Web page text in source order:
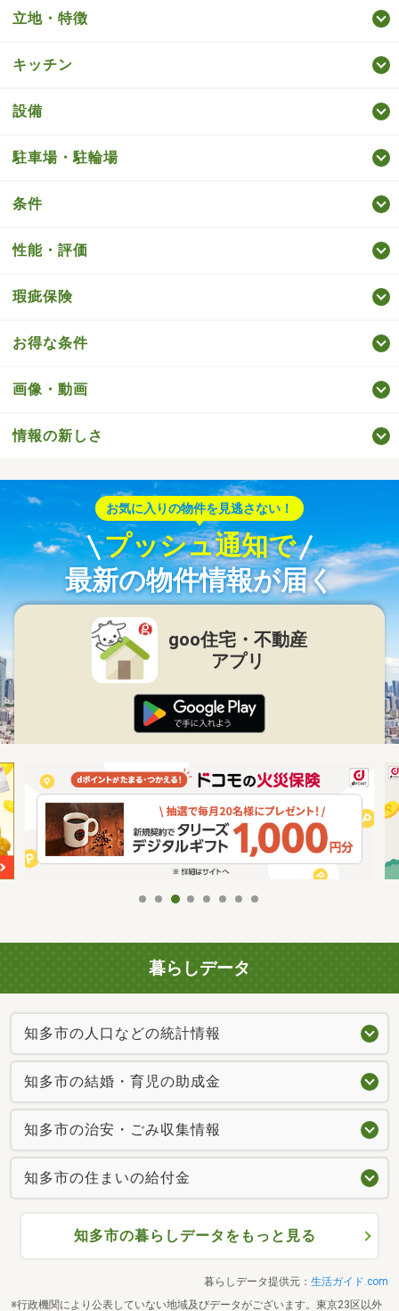
立地・特徴
キッチン
設備
駐車場・駐輪場
条件
性能・評価
瑕疵保険
お得な条件
画像・動画
情報の新しさ
お気に入りの物件を見逃さない！
プッシュ通知で
最新の物件情報が届く
goo住宅・不動産
アプリ
暮らしデータ
知多市の人口などの統計情報
知多市の結婚・育児の助成金
知多市の治安・ごみ収集情報
知多市の住まいの給付金
知多市の暮らしデータをもっと見る
暮らしデータ提供元： 生活ガイド.com
※行政機関により公表していない地域及びデータがございます。東京23区以外